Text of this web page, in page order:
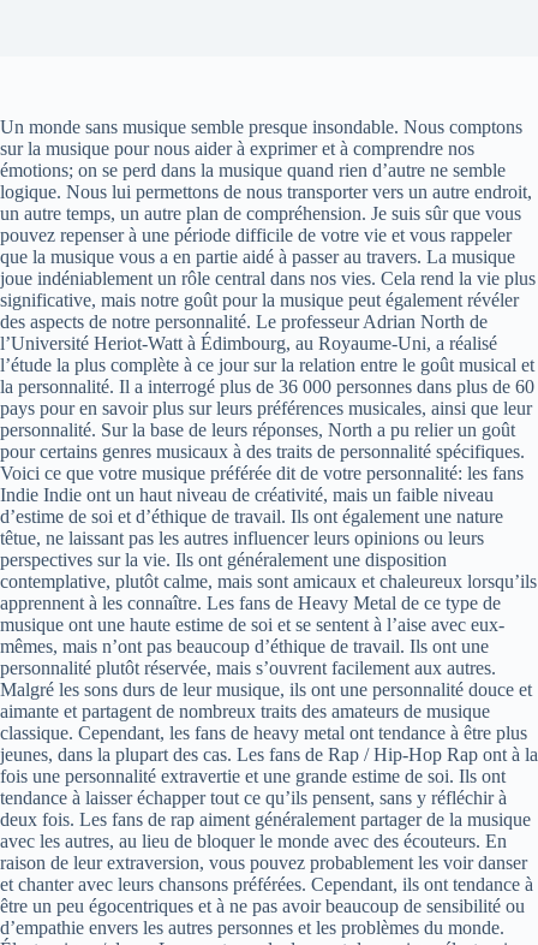
Un monde sans musique semble presque insondable. Nous comptons
sur la musique pour nous aider à exprimer et à comprendre nos
émotions; on se perd dans la musique quand rien d’autre ne semble
logique. Nous lui permettons de nous transporter vers un autre endroit,
un autre temps, un autre plan de compréhension. Je suis sûr que vous
pouvez repenser à une période difficile de votre vie et vous rappeler
que la musique vous a en partie aidé à passer au travers. La musique
joue indéniablement un rôle central dans nos vies. Cela rend la vie plus
significative, mais notre goût pour la musique peut également révéler
des aspects de notre personnalité. Le professeur Adrian North de
l’Université Heriot-Watt à Édimbourg, au Royaume-Uni, a réalisé
l’étude la plus complète à ce jour sur la relation entre le goût musical et
la personnalité. Il a interrogé plus de 36 000 personnes dans plus de 60
pays pour en savoir plus sur leurs préférences musicales, ainsi que leur
personnalité. Sur la base de leurs réponses, North a pu relier un goût
pour certains genres musicaux à des traits de personnalité spécifiques.
Voici ce que votre musique préférée dit de votre personnalité: les fans
Indie Indie ont un haut niveau de créativité, mais un faible niveau
d’estime de soi et d’éthique de travail. Ils ont également une nature
têtue, ne laissant pas les autres influencer leurs opinions ou leurs
perspectives sur la vie. Ils ont généralement une disposition
contemplative, plutôt calme, mais sont amicaux et chaleureux lorsqu’ils
apprennent à les connaître. Les fans de Heavy Metal de ce type de
musique ont une haute estime de soi et se sentent à l’aise avec eux-
mêmes, mais n’ont pas beaucoup d’éthique de travail. Ils ont une
personnalité plutôt réservée, mais s’ouvrent facilement aux autres.
Malgré les sons durs de leur musique, ils ont une personnalité douce et
aimante et partagent de nombreux traits des amateurs de musique
classique. Cependant, les fans de heavy metal ont tendance à être plus
jeunes, dans la plupart des cas. Les fans de Rap / Hip-Hop Rap ont à la
fois une personnalité extravertie et une grande estime de soi. Ils ont
tendance à laisser échapper tout ce qu’ils pensent, sans y réfléchir à
deux fois. Les fans de rap aiment généralement partager de la musique
avec les autres, au lieu de bloquer le monde avec des écouteurs. En
raison de leur extraversion, vous pouvez probablement les voir danser
et chanter avec leurs chansons préférées. Cependant, ils ont tendance à
être un peu égocentriques et à ne pas avoir beaucoup de sensibilité ou
d’empathie envers les autres personnes et les problèmes du monde.